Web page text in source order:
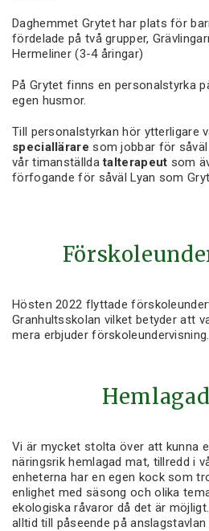
Daghemmet Grytet har plats för
fördelade på två grupper,
Hermeliner (3-4 åringar)
På Grytet finns en personalstyrka
egen husmor.
Till personalstyrkan hör ytterligare
speciallärare som jobbar för
vår timanställdatalterapeut som
förfogande för såväl Lyan som
Hösten 2022 flyttade
Granhultsskolan vilket betyder att
mera erbjuder förskoleundervisning.
Vi är mycket stolta över att kunna
näringsrik hemlagad mat, tillredd i
enheterna har en egen kock som
enlighet med säsong och olika
ekologiska råvaror då det är
alltid till påseende på